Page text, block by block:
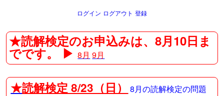
ログイン ログアウト 登録
★読解検定のお申込みは、8月10日ま
でです。 ▶8月 9月
★読解検定 8/23（日）
8月の読解検定の問題